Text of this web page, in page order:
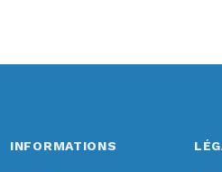
INFORMATIONS